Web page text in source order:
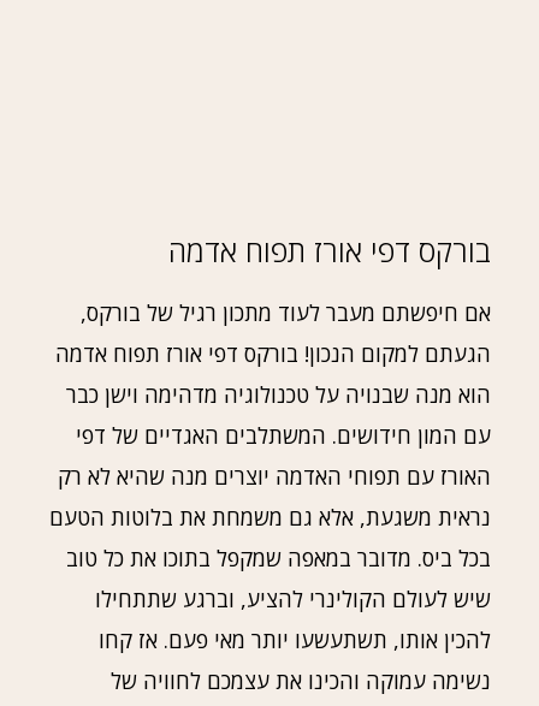
בורקס דפי אורז תפוח אדמה
אם חיפשתם מעבר לעוד מתכון רגיל של בורקס,
הגעתם למקום הנכון! בורקס דפי אורז תפוח אדמה
הוא מנה שבנויה על טכנולוגיה מדהימה וישן כבר
עם המון חידושים. המשתלבים האגדיים של דפי
האורז עם תפוחי האדמה יוצרים מנה שהיא לא רק
נראית משגעת, אלא גם משמחת את בלוטות הטעם
בכל ביס. מדובר במאפה שמקפל בתוכו את כל טוב
שיש לעולם הקולינרי להציע, וברגע שתתחילו
להכין אותו, תשתעשעו יותר מאי פעם. אז קחו
נשימה עמוקה והכינו את עצמכם לחוויה של